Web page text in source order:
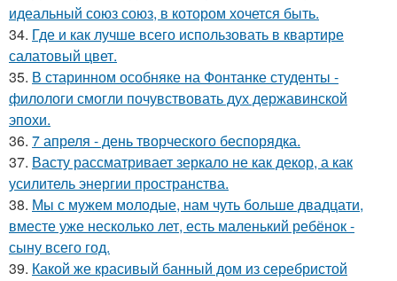
идеальный союз союз, в котором хочется быть.
34. Где и как лучше всего использовать в квартире
салатовый цвет.
35. В старинном особняке на Фонтанке студенты -
филологи смогли почувствовать дух державинской
эпохи.
36. 7 апреля - день творческого беспорядка.
37. Васту рассматривает зеркало не как декор, а как
усилитель энергии пространства.
38. Мы с мужем молодые, нам чуть больше двадцати,
вместе уже несколько лет, есть маленький ребёнок -
сыну всего год.
39. Какой же красивый банный дом из серебристой